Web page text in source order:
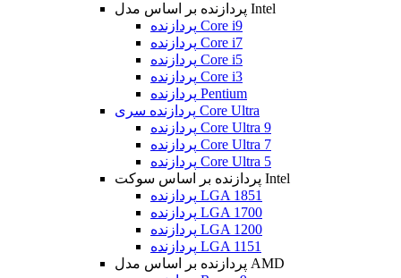
پردازنده بر اساس مدل Intel
پردازنده Core i9
پردازنده Core i7
پردازنده Core i5
پردازنده Core i3
پردازنده Pentium
پردازنده سری Core Ultra
پردازنده Core Ultra 9
پردازنده Core Ultra 7
پردازنده Core Ultra 5
پردازنده بر اساس سوکت Intel
پردازنده LGA 1851
پردازنده LGA 1700
پردازنده LGA 1200
پردازنده LGA 1151
پردازنده بر اساس مدل AMD